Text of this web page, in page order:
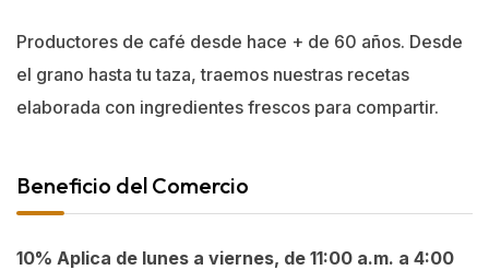
Productores de café desde hace + de 60 años. Desde
el grano hasta tu taza, traemos nuestras recetas
elaborada con ingredientes frescos para compartir.
Beneficio del Comercio
10% Aplica de lunes a viernes, de 11:00 a.m. a 4:00